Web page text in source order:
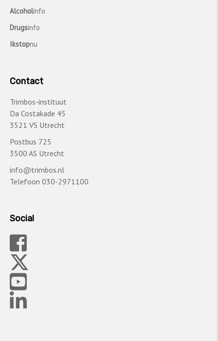
Alcoholinfo
Drugsinfo
Ikstopnu
Contact
Trimbos-instituut
Da Costakade 45
3521 VS Utrecht
Postbus 725
3500 AS Utrecht
info@trimbos.nl
Telefoon 030-2971100
Social